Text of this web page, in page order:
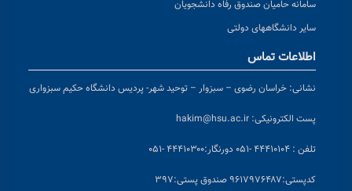
سامانه حامیان صندوق رفاه دانشجویان
سایر دانشگاههای دولتی
اطلاعات تماس
نشانی: خراسان رضوی – سبزوار – توحید شهر- پردیس دانشگاه حکیم سبزواری
پست الکترونیکی: hakim@hsu.ac.ir
تلفن : ۴۴۴۱۰۱۰۴ -۰۵۱ دورنگار:۴۴۴۱۰۳۰۰ -۰۵۱
کدپستی:۹۶۱۷۹۷۶۴۸۷ صندوق پستی:۳۹۷